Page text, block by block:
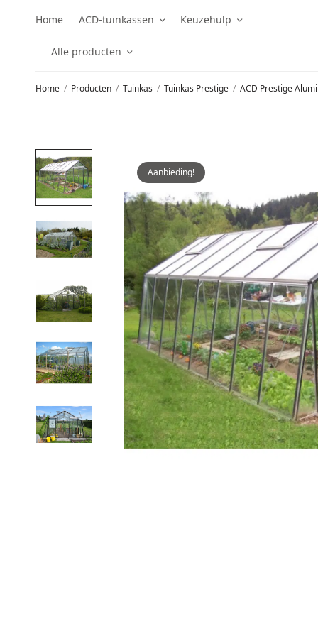
Home ACD-tuinkassen Keuzehulp
Alle producten
Home / Producten / Tuinkas / Tuinkas Prestige / ACD Prestige
Aanbieding!